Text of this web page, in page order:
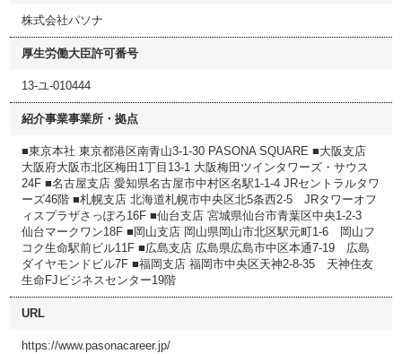
株式会社パソナ
厚生労働大臣許可番号
13-ユ-010444
紹介事業事業所・拠点
■東京本社 東京都港区南青山3-1-30 PASONA SQUARE ■大阪支店
大阪府大阪市北区梅田1丁目13-1 大阪梅田ツインタワーズ・サウス
24F ■名古屋支店 愛知県名古屋市中村区名駅1-1-4 JRセントラルタワ
ーズ46階 ■札幌支店 北海道札幌市中央区北5条西2-5 JRタワーオフ
ィスプラザさっぽろ16F ■仙台支店 宮城県仙台市青葉区中央1-2-3
仙台マークワン18F ■岡山支店 岡山県岡山市北区駅元町1-6 岡山フ
コク生命駅前ビル11F ■広島支店 広島県広島市中区本通7-19 広島
ダイヤモンドビル7F ■福岡支店 福岡市中央区天神2-8-35 天神住友
生命FJビジネスセンター19階
URL
https://www.pasonacareer.jp/